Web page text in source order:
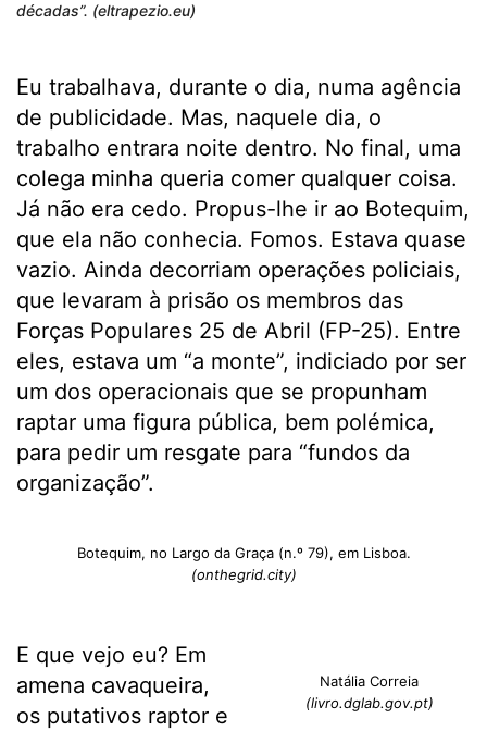
décadas”. (eltrapezio.eu)
Eu trabalhava, durante o dia, numa agência
de publicidade. Mas, naquele dia, o
trabalho entrara noite dentro. No final, uma
colega minha queria comer qualquer coisa.
Já não era cedo. Propus-lhe ir ao Botequim,
que ela não conhecia. Fomos. Estava quase
vazio. Ainda decorriam operações policiais,
que levaram à prisão os membros das
Forças Populares 25 de Abril (FP-25). Entre
eles, estava um “a monte”, indiciado por ser
um dos operacionais que se propunham
raptar uma figura pública, bem polémica,
para pedir um resgate para “fundos da
organização”.
Botequim, no Largo da Graça (n.º 79), em Lisboa.
(onthegrid.city)
Natália Correia
(livro.dglab.gov.pt)
E que vejo eu? Em
amena cavaqueira,
os putativos raptor e